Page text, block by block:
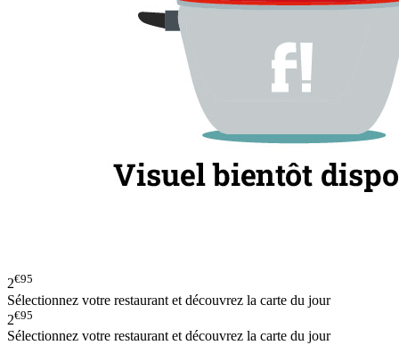
2€95
Sélectionnez votre restaurant et découvrez la carte du jour
2€95
Sélectionnez votre restaurant et découvrez la carte du jour